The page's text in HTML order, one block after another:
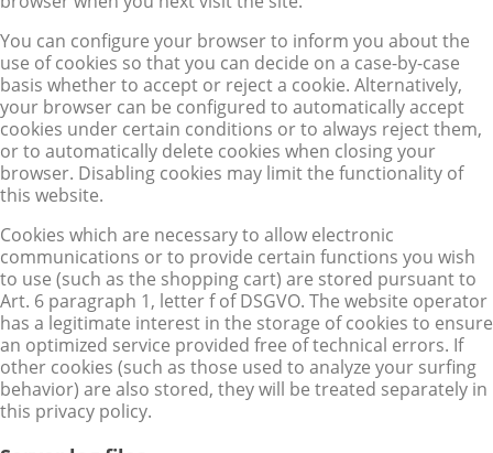
You can configure your browser to inform you about the
use of cookies so that you can decide on a case-by-case
basis whether to accept or reject a cookie. Alternatively,
your browser can be configured to automatically accept
cookies under certain conditions or to always reject them,
or to automatically delete cookies when closing your
browser. Disabling cookies may limit the functionality of
this website.
Cookies which are necessary to allow electronic
communications or to provide certain functions you wish
to use (such as the shopping cart) are stored pursuant to
Art. 6 paragraph 1, letter f of DSGVO. The website operator
has a legitimate interest in the storage of cookies to ensure
an optimized service provided free of technical errors. If
other cookies (such as those used to analyze your surfing
behavior) are also stored, they will be treated separately in
this privacy policy.